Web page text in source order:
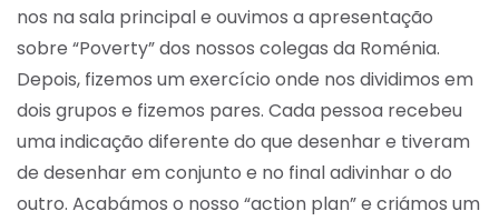
nos na sala principal e ouvimos a apresentação
sobre “Poverty” dos nossos colegas da Roménia.
Depois, fizemos um exercício onde nos dividimos em
dois grupos e fizemos pares. Cada pessoa recebeu
uma indicação diferente do que desenhar e tiveram
de desenhar em conjunto e no final adivinhar o do
outro. Acabámos o nosso “action plan” e criámos um